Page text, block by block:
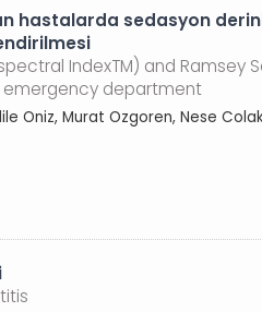
hastalarda sedasyon
IndexTM) and
emergency department
Oniz, Murat Ozgoren, Nese